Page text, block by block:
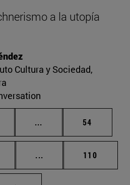
a la utopía
Cultura y Sociedad,
... Páginas intermedias
Página
54
... Páginas intermedias
Página
110